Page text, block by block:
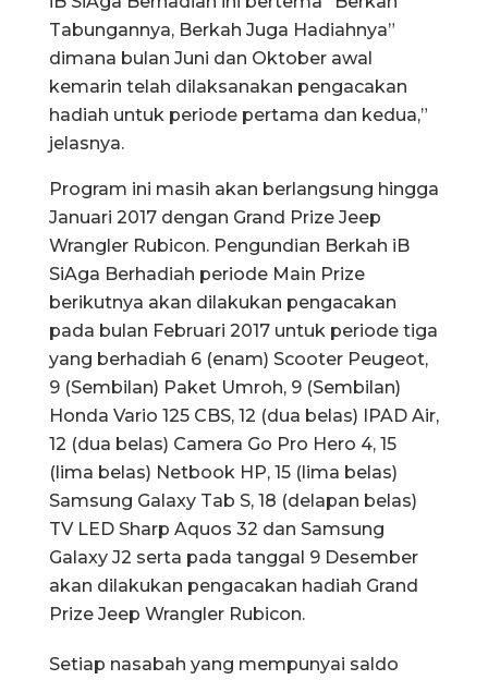
Tabungannya, Berkah Juga Hadiahnya”
dimana bulan Juni dan Oktober awal
kemarin telah dilaksanakan pengacakan
hadiah untuk periode pertama dan kedua,”
jelasnya.
Program ini masih akan berlangsung hingga
Januari 2017 dengan Grand Prize Jeep
Wrangler Rubicon. Pengundian Berkah iB
SiAga Berhadiah periode Main Prize
berikutnya akan dilakukan pengacakan
pada bulan Februari 2017 untuk periode tiga
yang berhadiah 6 (enam) Scooter Peugeot,
9 (Sembilan) Paket Umroh, 9 (Sembilan)
Honda Vario 125 CBS, 12 (dua belas) IPAD Air,
12 (dua belas) Camera Go Pro Hero 4, 15
(lima belas) Netbook HP, 15 (lima belas)
Samsung Galaxy Tab S, 18 (delapan belas)
TV LED Sharp Aquos 32 dan Samsung
Galaxy J2 serta pada tanggal 9 Desember
akan dilakukan pengacakan hadiah Grand
Prize Jeep Wrangler Rubicon.
Setiap nasabah yang mempunyai saldo